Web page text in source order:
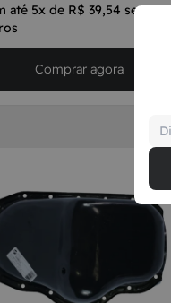
até 5x de R$ 39,54 sem
Comprar agora